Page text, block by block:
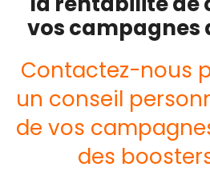
vos campagnes
Contactez-nous
un conseil
de vos
des